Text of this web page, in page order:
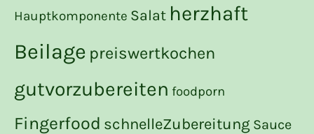
Hauptkomponente Salat herzhaft
Beilage preiswertkochen
gutvorzubereiten foodporn
Fingerfood schnelleZubereitung Sauce